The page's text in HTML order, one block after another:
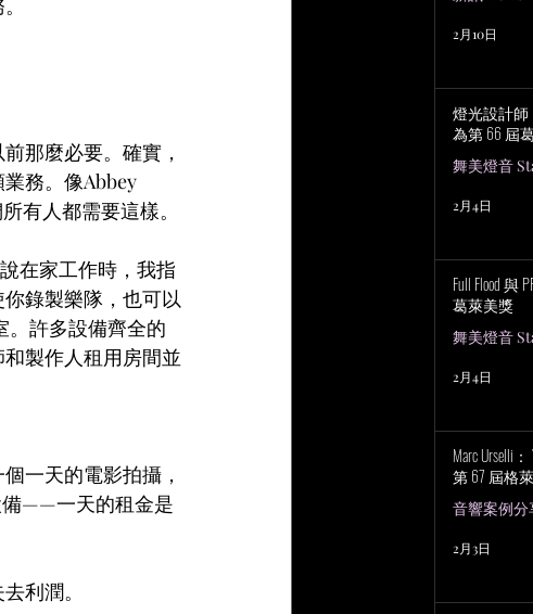
那麼必要。確實，
務。像Abbey
有人都需要這樣。
在家工作時，我指
錄製樂隊，也可以
。許多設備齊全的
製作人租用房間並
一天的電影拍攝，
備——一天的租金是
利潤。
2月10日
燈光設計師
為第 66 屆
舞美燈音
2月4日
Full Flood 與
葛萊美獎
舞美燈音
2月4日
Marc Urselli
第 67 屆格
音響案例分
2月3日